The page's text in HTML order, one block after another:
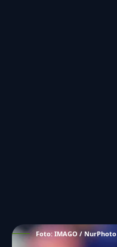
Foto: IMAGO / NurPhoto